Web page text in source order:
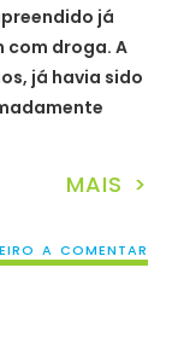
já
com droga. A
já havia sido
MAIS >
A COMENTAR